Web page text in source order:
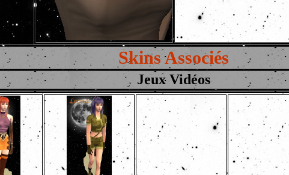
Skins Associés
Jeux Vidéos